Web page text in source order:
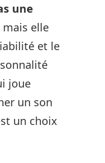
une
mais elle
et le
joue
un son
un choix